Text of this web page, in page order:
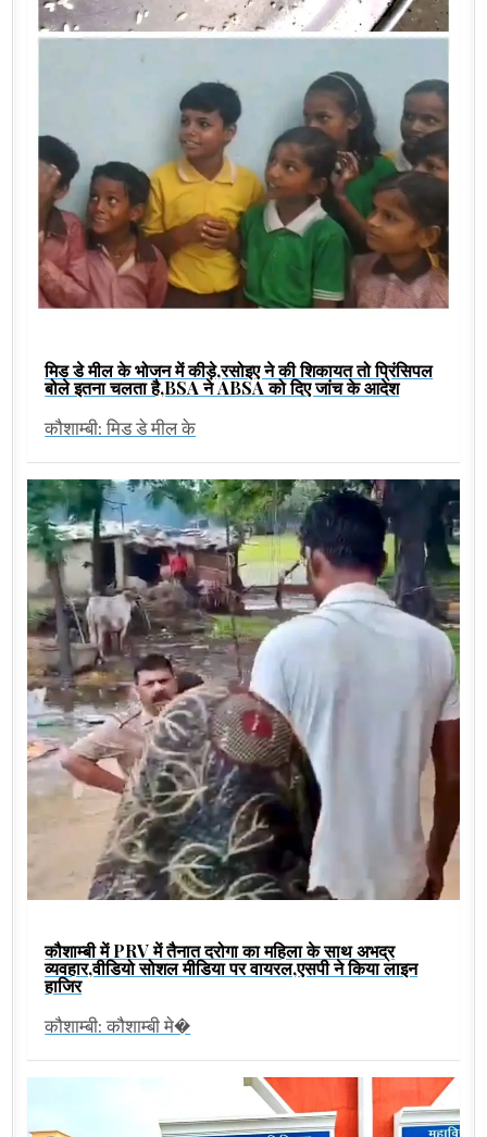
मिड डे मील के भोजन में कीड़े,रसोइए ने की शिकायत तो प्रिंसिपल
बोले इतना चलता है,BSA ने ABSA को दिए जांच के आदेश
कौशाम्बी: मिड डे मील के
कौशाम्बी में PRV में तैनात दरोगा का महिला के साथ अभद्र
व्यवहार,वीडियो सोशल मीडिया पर वायरल,एसपी ने किया लाइन
हाजिर
कौशाम्बी: कौशाम्बी मे�